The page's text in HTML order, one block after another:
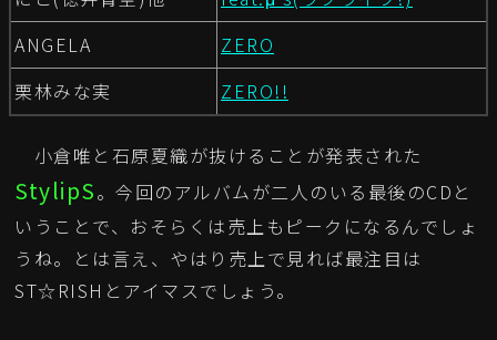
ANGELA
ZERO
栗林みな実
ZERO!!
小倉唯と石原夏織が抜けることが発表された
StylipS。今回のアルバムが二人のいる最後のCDと
いうことで、おそらくは売上もピークになるんでしょ
うね。とは言え、やはり売上で見れば最注目は
ST☆RISHとアイマスでしょう。